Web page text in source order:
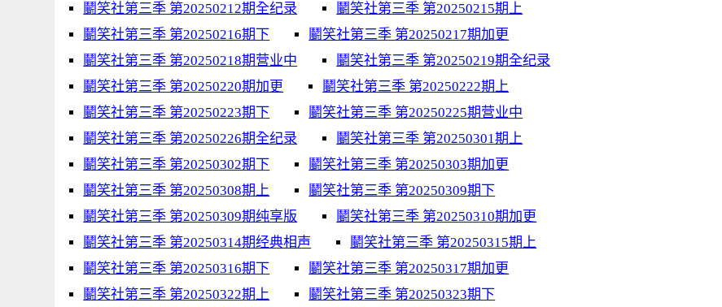
鬭笑社第三季 第20250212期全纪录
鬭笑社第三季 第20250215期上
鬭笑社第三季 第20250216期下
鬭笑社第三季 第20250217期加更
鬭笑社第三季 第20250218期营业中
鬭笑社第三季 第20250219期全纪录
鬭笑社第三季 第20250220期加更
鬭笑社第三季 第20250222期上
鬭笑社第三季 第20250223期下
鬭笑社第三季 第20250225期营业中
鬭笑社第三季 第20250226期全纪录
鬭笑社第三季 第20250301期上
鬭笑社第三季 第20250302期下
鬭笑社第三季 第20250303期加更
鬭笑社第三季 第20250308期上
鬭笑社第三季 第20250309期下
鬭笑社第三季 第20250309期纯享版
鬭笑社第三季 第20250310期加更
鬭笑社第三季 第20250314期经典相声
鬭笑社第三季 第20250315期上
鬭笑社第三季 第20250316期下
鬭笑社第三季 第20250317期加更
鬭笑社第三季 第20250322期上
鬭笑社第三季 第20250323期下